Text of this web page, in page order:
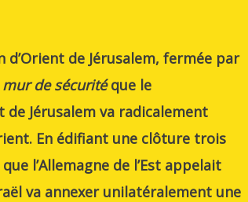
de Jérusalem, fermée par
mur de sécuritéque le
Jérusalem va radicalement
En édifiant une clôture trois
l’Allemagne de l’Est appelait
va annexer unilatéralement une